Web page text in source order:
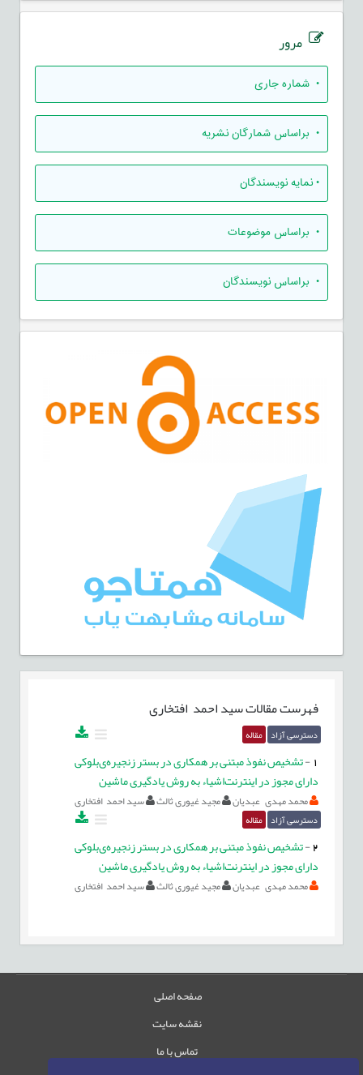
مرور
• شماره جاری
• براساس شمارگان نشریه
•نمایه نویسندگان
• براساس موضوعات
• براساس نویسندگان
فهرست مقالاتسید احمد افتخاری
دسترسی آزاد مقاله
-تشخیص نفوذ مبتنی بر همکاری در بستر زنجیره‌ی‌بلوکی
دارای مجوز در اینترنت‌اشیاء به روش یادگیری ماشین
محمد مهدی عبدیان مجید غیوری ثالث سید احمد افتخاری
دسترسی آزاد مقاله
2
-تشخیص نفوذ مبتنی بر همکاری در بستر زنجیره‌ی‌بلوکی
دارای مجوز در اینترنت‌اشیاء به روش یادگیری ماشین
محمد مهدی عبدیان مجید غیوری ثالث سید احمد افتخاری
صفحه اصلی
نقشه سایت
تماس با ما